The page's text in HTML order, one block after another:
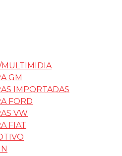
MULTIMIDIA
GM
IMPORTADAS
FORD
VW
FIAT